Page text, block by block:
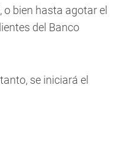
bien hasta agotar el
del Banco
se iniciará el